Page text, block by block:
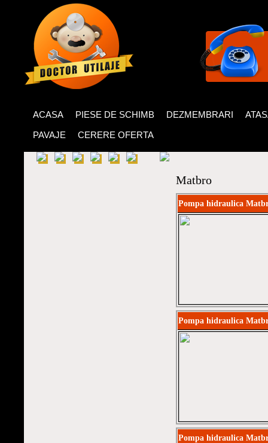
ACASA PIESE DE SCHIMB DEZMEMBRARI
PAVAJE
CERERE OFERTA
Matbro
Pompa hidraulica
Pompa hidraulica
Pompa hidraulica